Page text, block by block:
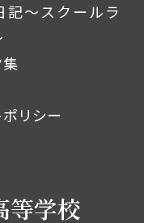
記～スクールラ
集
リシー
等学校